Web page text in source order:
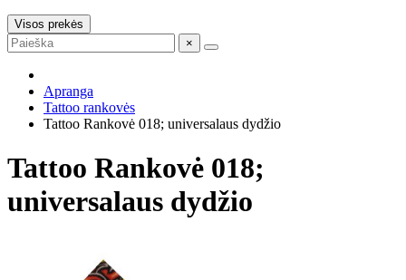
Visos prekės
×
Apranga
Tattoo rankovės
Tattoo Rankovė 018; universalaus dydžio
Tattoo Rankovė 018;
universalaus dydžio